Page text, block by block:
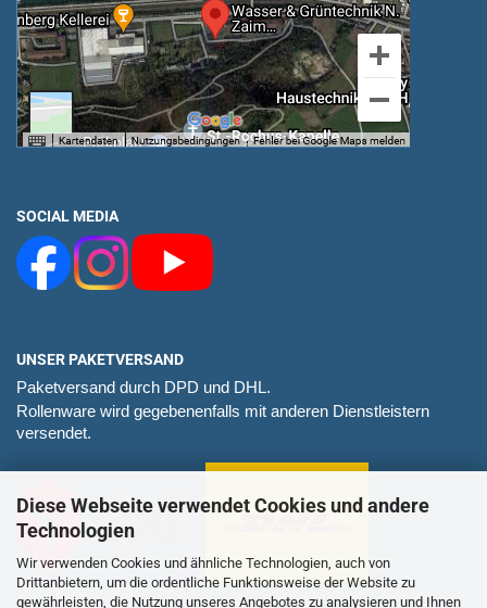
Diese Webseite verwendet Cookies und andere
Technologien
Wir verwenden Cookies und ähnliche Technologien, auch von
Drittanbietern, um die ordentliche Funktionsweise der Website zu
gewährleisten, die Nutzung unseres Angebotes zu analysieren und Ihnen
SOCIAL MEDIA
UNSER PAKETVERSAND
Paketversand durch DPD und DHL.
Rollenware wird gegebenenfalls mit anderen Dienstleistern
versendet.